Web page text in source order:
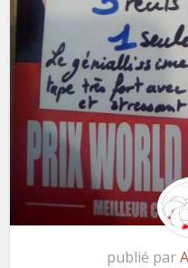
publié par